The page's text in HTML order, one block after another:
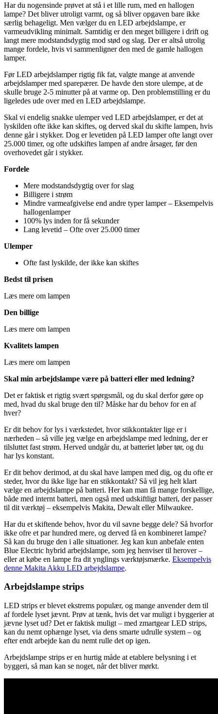
Har du nogensinde prøvet at stå i et lille rum, med en hallogen
lampe? Det bliver utroligt varmt, og så bliver opgaven bare ikke
særlig behageligt. Men vælger du en LED arbejdslampe, er
varmeudvikling minimalt. Samtidig er den meget billigere i drift og
langt mere modstandsdygtig mod stød og slag. Der er altså utrolig
mange fordele, hvis vi sammenligner den med de gamle hallogen
lamper.
Før LED arbejdslamper rigtig fik fat, valgte mange at anvende
arbejdslamper med sparepærer. De havde den store ulempe, at de
skulle bruge 2-5 minutter på at varme op. Den problemstilling er du
ligeledes ude over med en LED arbejdslampe.
Skal vi endelig snakke ulemper ved LED arbejdslamper, er det at
lyskilden ofte ikke kan skiftes, og derved skal du skifte lampen, hvis
denne går i stykker. Dog er levetiden på LED lamper ofte langt over
25.000 timer, og ofte udskiftes lampen af andre årsager, før den
overhovedet går i stykker.
Fordele
Mere modstandsdygtig over for slag
Billigere i strøm
Mindre varmeafgivelse end andre typer lamper – Eksempelvis
hallogenlamper
100% lys inden for få sekunder
Lang levetid – Ofte over 25.000 timer
Ulemper
Ofte fast lyskilde, der ikke kan skiftes
Bedst til prisen
Læs mere om lampen
Den billige
Læs mere om lampen
Kvalitets lampen
Læs mere om lampen
Skal min arbejdslampe være på batteri eller med ledning?
Det er faktisk et rigtig svært spørgsmål, og du skal derfor gøre op
med, hvad du skal bruge den til? Måske har du behov for en af
hver?
Er dit behov for lys i værkstedet, hvor stikkontakter lige er i
nærheden – så ville jeg vælge en arbejdslampe med ledning, der er
tilsluttet fast strøm. Herved undgår du, at batteriet løber tør, og du
har lys konstant.
Er dit behov derimod, at du skal have lampen med dig, og du ofte er
steder, hvor du ikke lige har en stikkontakt? Så vil jeg helt klart
vælge en arbejdslampe på batteri. Her kan man få mange forskellige,
både med internt batteri, men også med udskiftligt batteri, der passer
til dit værktøj – eksempelvis Makita, Dewalt eller Milwaukee.
Har du et skiftende behov, hvor du vil savne begge dele? Så hvorfor
ikke ofre et par hundred mere, og derved få en kombineret lampe?
Så kan du bruge den i alle situationer. Jeg kan kun anbefale enten
Blue Electric hybrid arbejdslampe, som jeg henviser til herover –
eller at købe en lampe fra dit ynglings værktøjsmærke. Eksempelvis
denne Makita Akku LED arbejdslampe.
Arbejdslampe strips
LED strips er blevet ekstrems populær, og mange anvender dem til
af fordele lyset jævnt. Prøv at tænk, hvis det var muligt i byggerier at
jævne lyset ud? Det er faktisk muligt – med zmartgear LED strips,
kan du nemt ophænge lyset, via dens smarte udrulle system – og
efter endt arbejde kan du nemt rulle det op igen.
Arbejdslampe strips er en hurtig måde at etablere belysning i et
byggeri, så man kan se noget, når det bliver mørkt.